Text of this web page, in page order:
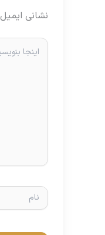
نشانی
اینجا
بنویسید…
نام